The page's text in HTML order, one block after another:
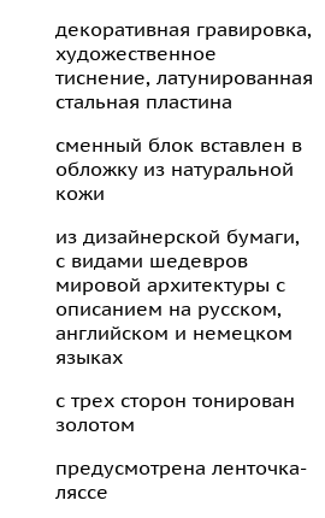
декоративная гравировка,
художественное
тиснение, латунированная
стальная пластина
сменный блок вставлен в
обложку из натуральной
кожи
из дизайнерской бумаги,
с видами шедевров
мировой архитектуры с
описанием на русском,
английском и немецком
языках
с трех сторон тонирован
золотом
предусмотрена ленточка-
ляссе